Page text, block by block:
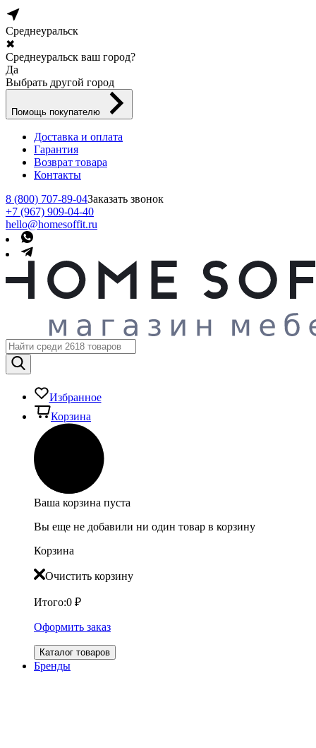
Среднеуральск
✖
Среднеуральск ваш город?
Да
Выбрать другой город
Помощь покупателю
Доставка и оплата
Гарантия
Возврат товара
Контакты
8 (800) 707-89-04Заказать звонок
+7 (967) 909-04-40
hello@homesoffit.ru
Избранное
Корзина
Ваша корзина пуста
Вы еще не добавили ни один товар в корзину
Корзина
Очистить корзину
Итого:0 ₽
Оформить заказ
Каталог товаров
Бренды